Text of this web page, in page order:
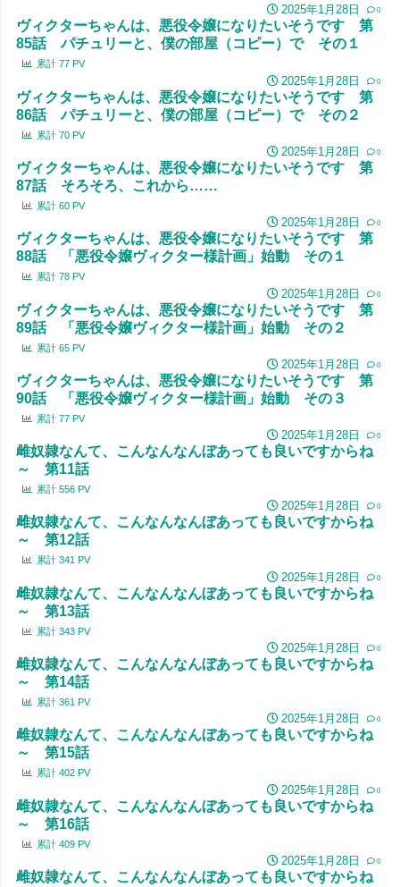
2025年1月28日 0
ヴィクターちゃんは、悪役令嬢になりたいそうです 第
85話 パチュリーと、僕の部屋（コピー）で その１
累計 77 PV
2025年1月28日 0
ヴィクターちゃんは、悪役令嬢になりたいそうです 第
86話 パチュリーと、僕の部屋（コピー）で その２
累計 70 PV
2025年1月28日 0
ヴィクターちゃんは、悪役令嬢になりたいそうです 第
87話 そろそろ、これから……
累計 60 PV
2025年1月28日 0
ヴィクターちゃんは、悪役令嬢になりたいそうです 第
88話 「悪役令嬢ヴィクター様計画」始動 その１
累計 78 PV
2025年1月28日 0
ヴィクターちゃんは、悪役令嬢になりたいそうです 第
89話 「悪役令嬢ヴィクター様計画」始動 その２
累計 65 PV
2025年1月28日 0
ヴィクターちゃんは、悪役令嬢になりたいそうです 第
90話 「悪役令嬢ヴィクター様計画」始動 その３
累計 77 PV
2025年1月28日 0
雌奴隷なんて、こんなんなんぼあっても良いですからね
～ 第11話
累計 556 PV
2025年1月28日 0
雌奴隷なんて、こんなんなんぼあっても良いですからね
～ 第12話
累計 341 PV
2025年1月28日 0
雌奴隷なんて、こんなんなんぼあっても良いですからね
～ 第13話
累計 343 PV
2025年1月28日 0
雌奴隷なんて、こんなんなんぼあっても良いですからね
～ 第14話
累計 361 PV
2025年1月28日 0
雌奴隷なんて、こんなんなんぼあっても良いですからね
～ 第15話
累計 402 PV
2025年1月28日 0
雌奴隷なんて、こんなんなんぼあっても良いですからね
～ 第16話
累計 409 PV
2025年1月28日 0
雌奴隷なんて、こんなんなんぼあっても良いですからね